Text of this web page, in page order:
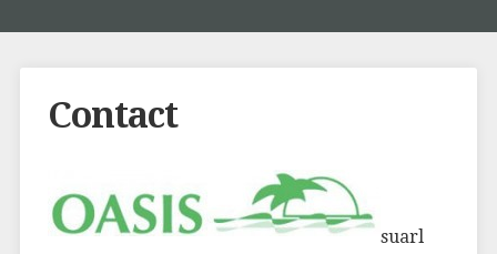
Contact
suarl